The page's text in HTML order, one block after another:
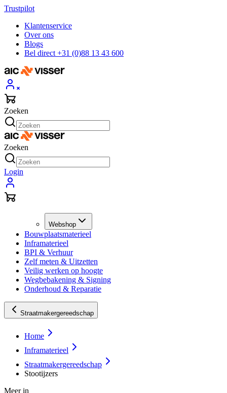
Trustpilot
Klantenservice
Over ons
Blogs
Bel direct +31 (0)88 13 43 600
Zoeken
Zoeken
Login
Webshop
Bouwplaatsmaterieel
Inframaterieel
BPI & Verhuur
Zelf meten & Uitzetten
Veilig werken op hoogte
Wegbebakening & Signing
Onderhoud & Reparatie
Straatmakergereedschap
Home
Inframaterieel
Straatmakergereedschap
Stootijzers
Meer in